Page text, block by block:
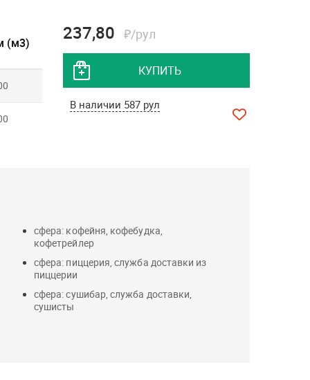
(м3) 237,80 ₽/рул
КУПИТЬ
В наличии 587 рул
сфера: кофейня, кофебудка,
кофетрейлер
сфера: пиццерия, служба доставки из
пиццерии
сфера: сушибар, служба доставки,
сушисты